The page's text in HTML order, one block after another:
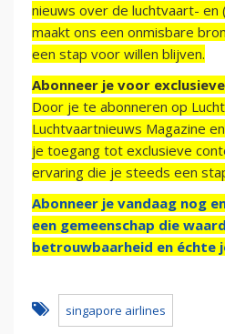
nieuws over de luchtvaart- en
maakt ons een onmisbare
een stap voor willen blijven.
Abonneer je voor
Door je te abonneren op
Luchtvaartnieuws Magazine
je toegang tot exclusieve
ervaring die je steeds een
Abonneer je vandaag nog
een gemeenschap die
betrouwbaarheid en échte
singapore airlines